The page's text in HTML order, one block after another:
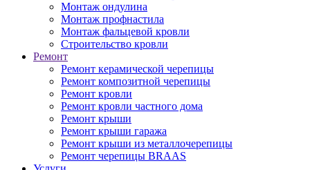
Монтаж ондулина
Монтаж профнастила
Монтаж фальцевой кровли
Строительство кровли
Ремонт
Ремонт керамической черепицы
Ремонт композитной черепицы
Ремонт кровли
Ремонт кровли частного дома
Ремонт крыши
Ремонт крыши гаража
Ремонт крыши из металлочерепицы
Ремонт черепицы BRAAS